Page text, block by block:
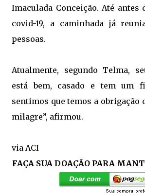
Imaculada Conceição. Até antes
covid-19, a caminhada já
pessoas.
Atualmente, segundo Telma,
está bem, casado e tem um
sentimos que temos a obrigação
milagre”, afirmou.
via ACI
FAÇA SUA DOAÇÃO PARA